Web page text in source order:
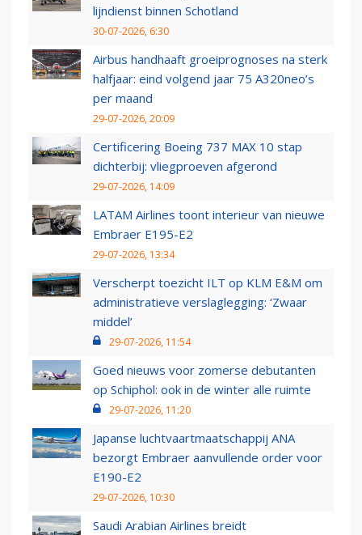
lijndienst binnen Schotland
30-07-2026, 6:30
Airbus handhaaft groeiprognoses na sterk
halfjaar: eind volgend jaar 75 A320neo’s
per maand
29-07-2026, 20:09
Certificering Boeing 737 MAX 10 stap
dichterbij: vliegproeven afgerond
29-07-2026, 14:09
LATAM Airlines toont interieur van nieuwe
Embraer E195-E2
29-07-2026, 13:34
Verscherpt toezicht ILT op KLM E&M om
administratieve verslaglegging: ‘Zwaar
middel’
29-07-2026, 11:54
Goed nieuws voor zomerse debutanten
op Schiphol: ook in de winter alle ruimte
29-07-2026, 11:20
Japanse luchtvaartmaatschappij ANA
bezorgt Embraer aanvullende order voor
E190-E2
29-07-2026, 10:30
Saudi Arabian Airlines breidt